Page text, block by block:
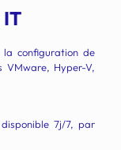
la configuration de
VMware, Hyper-V,
7j/7, par